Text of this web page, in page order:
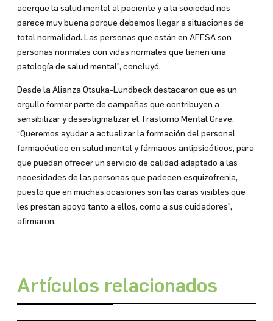
acerque la salud mental al paciente y a la sociedad nos
parece muy buena porque debemos llegar a situaciones de
total normalidad. Las personas que están en AFESA son
personas normales con vidas normales que tienen una
patología de salud mental”, concluyó.
Desde la Alianza Otsuka-Lundbeck destacaron que es un
orgullo formar parte de campañas que contribuyen a
sensibilizar y desestigmatizar el Trastorno Mental Grave.
“Queremos ayudar a actualizar la formación del personal
farmacéutico en salud mental y fármacos antipsicóticos, para
que puedan ofrecer un servicio de calidad adaptado a las
necesidades de las personas que padecen esquizofrenia,
puesto que en muchas ocasiones son las caras visibles que
les prestan apoyo tanto a ellos, como a sus cuidadores”,
afirmaron.
Artículos relacionados